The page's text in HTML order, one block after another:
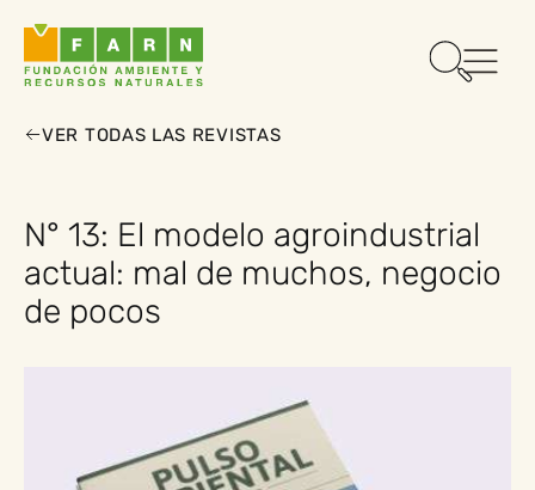
VER TODAS LAS REVISTAS
N° 13: El modelo agroindustrial
actual: mal de muchos, negocio
de pocos